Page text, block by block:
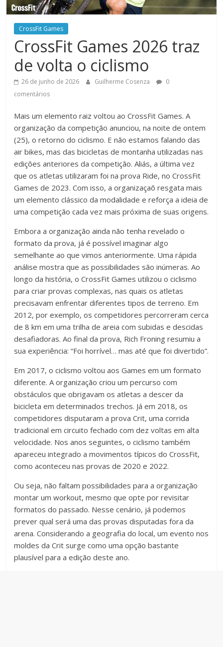
CrossFit Games
CrossFit Games 2026 traz
de volta o ciclismo
26 de junho de 2026 Guilherme Cosenza
0
comentários
Mais um elemento raiz voltou ao CrossFit Games. A
organização da competição anunciou, na noite de ontem
(25), o retorno do ciclismo. E não estamos falando das
air bikes, mas das bicicletas de montanha utilizadas nas
edições anteriores da competição. Aliás, a última vez
que os atletas utilizaram foi na prova Ride, no CrossFit
Games de 2023. Com isso, a organizaçaõ resgata mais
um elemento clássico da modalidade e reforça a ideia de
uma competição cada vez mais próxima de suas origens.
Embora a organização ainda não tenha revelado o
formato da prova, já é possível imaginar algo
semelhante ao que vimos anteriormente. Uma rápida
análise mostra que as possibilidades são inúmeras. Ao
longo da história, o CrossFit Games utilizou o ciclismo
para criar provas complexas, nas quais os atletas
precisavam enfrentar diferentes tipos de terreno. Em
2012, por exemplo, os competidores percorreram cerca
de 8 km em uma trilha de areia com subidas e descidas
desafiadoras. Ao final da prova, Rich Froning resumiu a
sua experiência: “Foi horrível… mas até que foi divertido”.
Em 2017, o ciclismo voltou aos Games em um formato
diferente. A organização criou um percurso com
obstáculos que obrigavam os atletas a descer da
bicicleta em determinados trechos. Já em 2018, os
competidores disputaram a prova Crit, uma corrida
tradicional em circuito fechado com dez voltas em alta
velocidade. Nos anos seguintes, o ciclismo também
apareceu integrado a movimentos típicos do CrossFit,
como aconteceu nas provas de 2020 e 2022.
Ou seja, não faltam possibilidades para a organização
montar um workout, mesmo que opte por revisitar
formatos do passado. Nesse cenário, já podemos
prever qual será uma das provas disputadas fora da
arena. Considerando a geografia do local, um evento nos
moldes da Crit surge como uma opção bastante
plausível para a edição deste ano.